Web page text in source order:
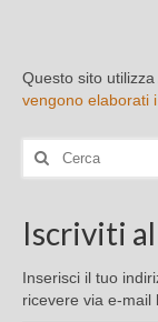
Questo sito
vengono elaborati
Cerca:
Iscriviti
Inserisci il tuo
ricevere via e-mail